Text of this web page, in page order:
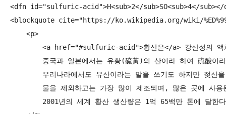
<dfn id="sulfuric-acid">H<sub>2</sub>SO<sub>4</sub></
<blockquote cite="https://ko.wikipedia.org/wiki/
    <p>
<a href="#sulfuric-acid">황산은</a> 강산성의 액
중국과 일본에서는 유황(硫黃)의 산이라 하여 硫酸이
우리나라에서도 유산이라는 말을 쓰기도 하지만 젖산
물을 제외하고는 가장 많이 제조되며, 많은 곳에 사용
2001년의 세계 황산 생산량은 1억 65백만 톤에 달한